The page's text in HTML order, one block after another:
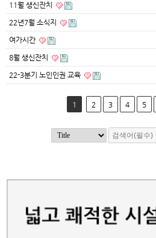
11월 생신잔치
22년7월 소식지
여가시간
8월 생신잔치
22-3분기 노인인권 교육
1 2 3 4 5